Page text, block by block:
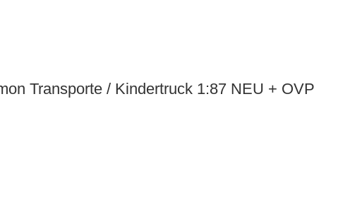
Transporte / Kindertruck 1:87 NEU + OVP